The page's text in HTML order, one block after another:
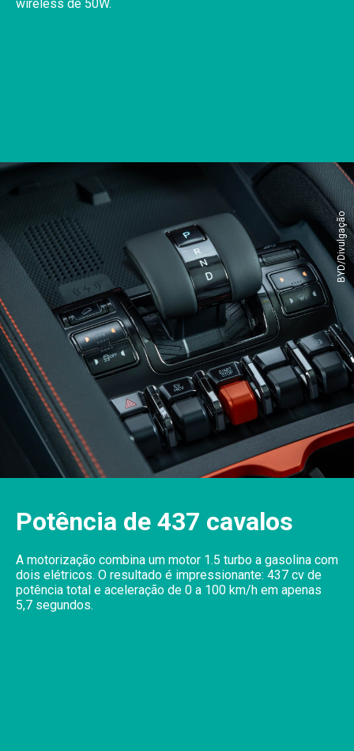
wireless de 50W.
BYD/Divulgação
Potência de 437 cavalos
A motorização combina um motor 1.5 turbo a gasolina com
dois elétricos. O resultado é impressionante: 437 cv de
potência total e aceleração de 0 a 100 km/h em apenas
5,7 segundos.